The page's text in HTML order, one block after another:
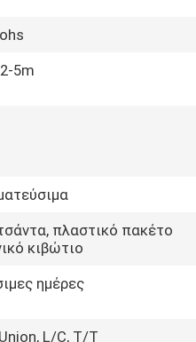
5m
πλαστικό πακέτο
κιβώτιο
ημέρες
L/C, T/T